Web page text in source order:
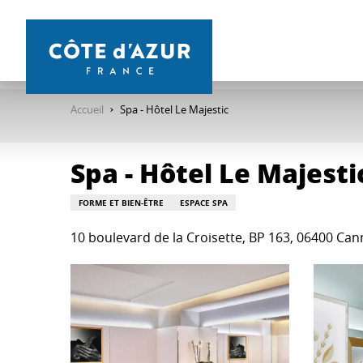
contenu
Accueil Spa - Hôtel Le Majestic
Spa - Hôtel Le
FORME ET BIEN-ÊTRE ESPACE SPA
10 boulevard de la Croisette, BP 163, 06400